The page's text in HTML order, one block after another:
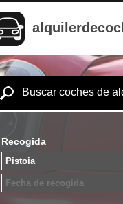
Buscar coches de
Recogida